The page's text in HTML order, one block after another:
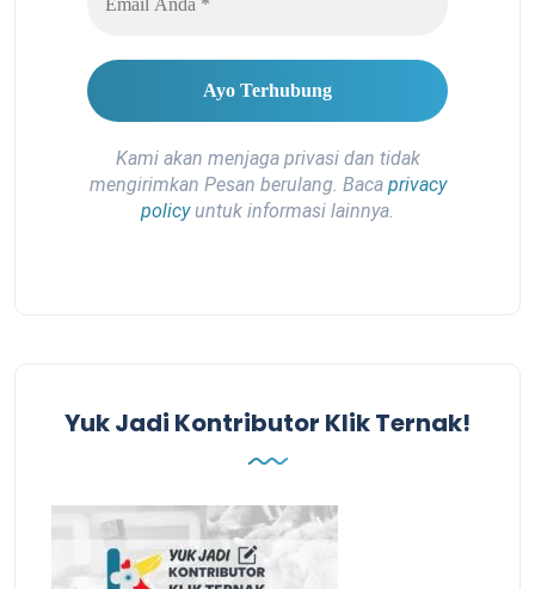
Kami akan menjaga privasi dan tidak
mengirimkan Pesan berulang. Baca privacy
policyuntuk informasi lainnya.
Yuk Jadi Kontributor Klik Ternak!